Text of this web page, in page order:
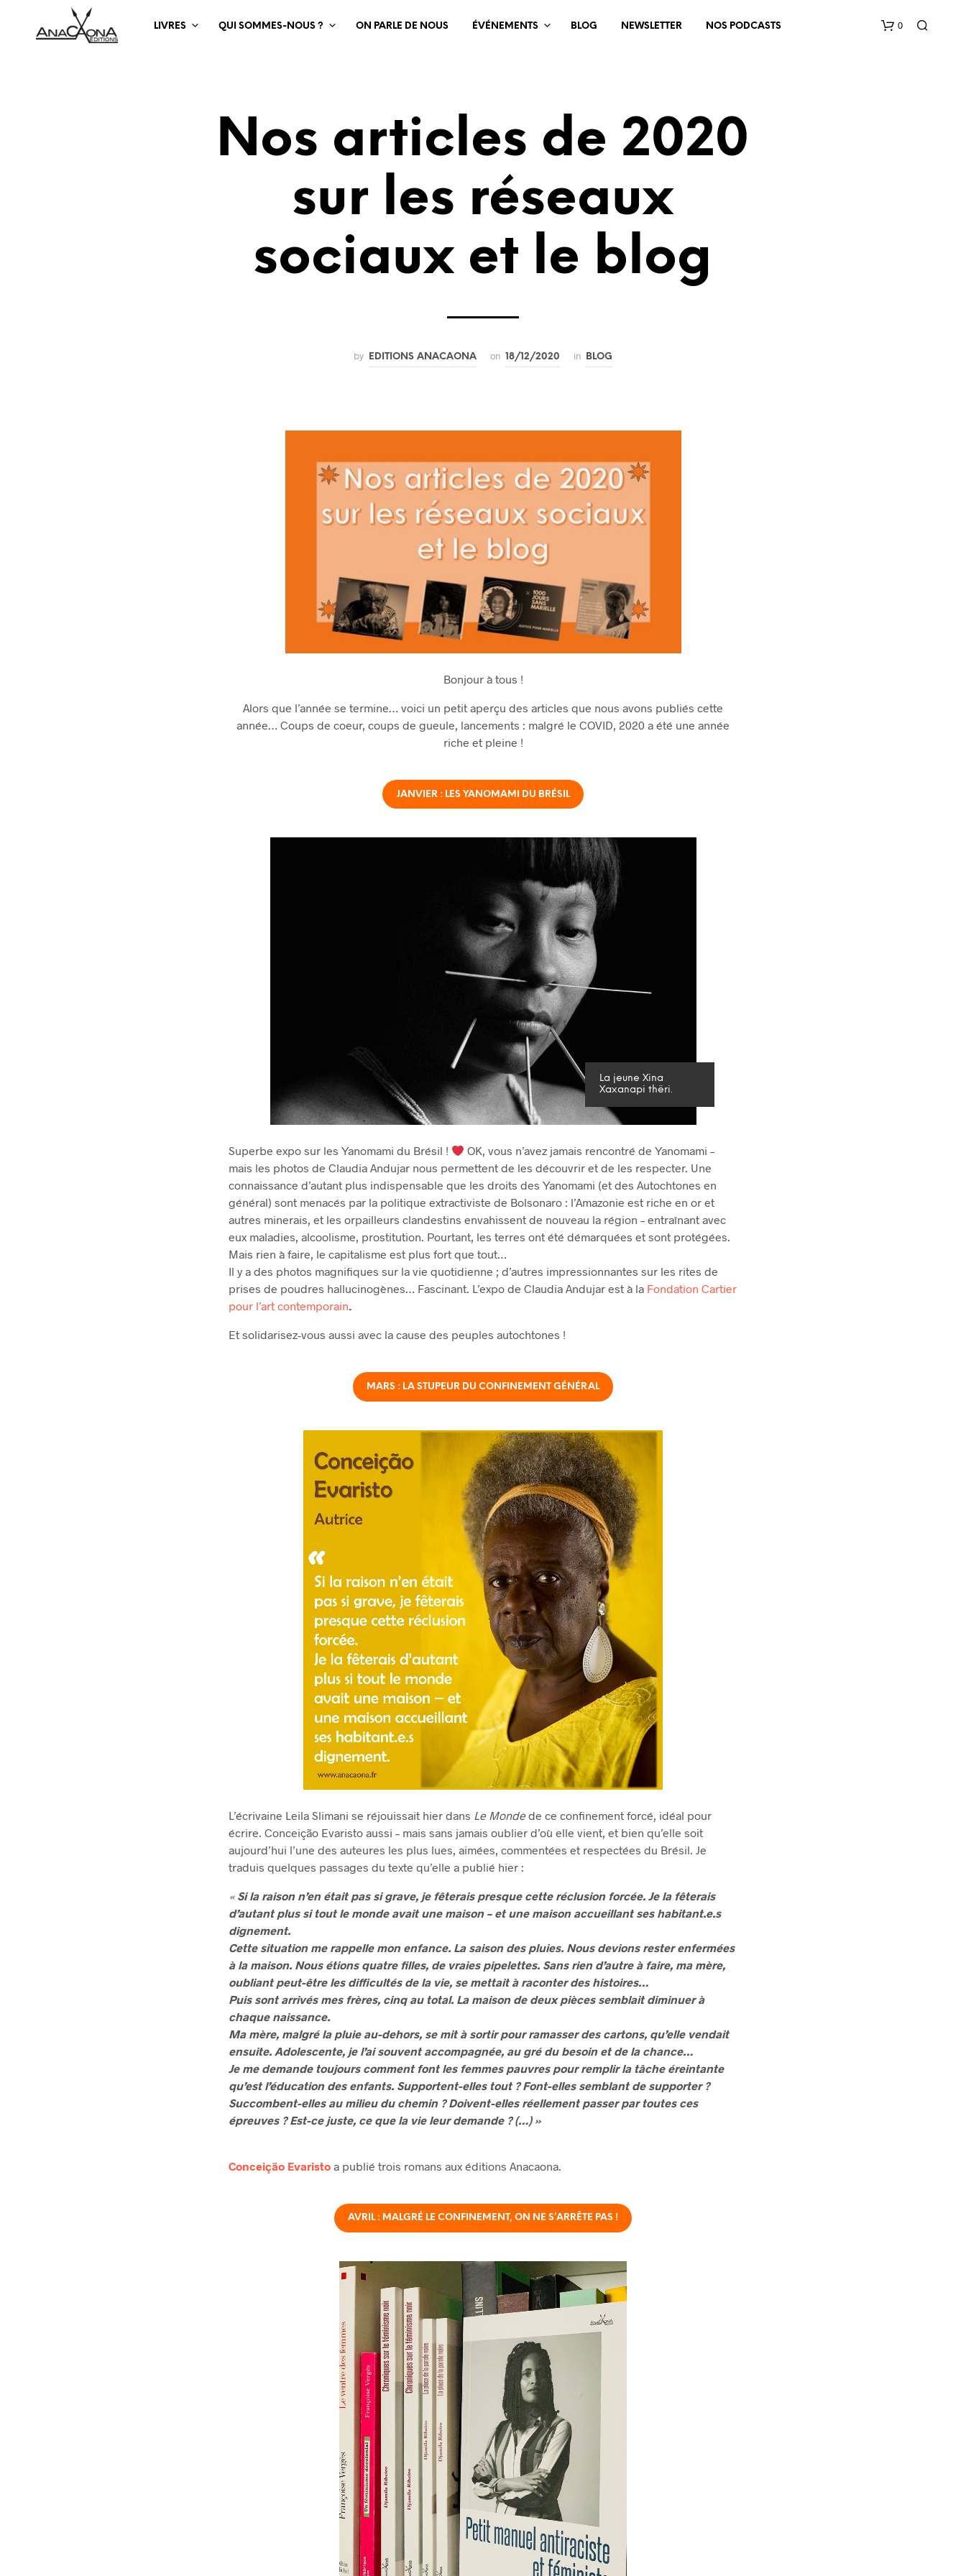
LIVRES QUI SOMMES-NOUS ? ON PARLE DE NOUS ÉVÉNEMENTS BLOG NEWSLETTER NOS PODCASTS 0
Nos articles de 2020
sur les réseaux
sociaux et le blog
by EDITIONS ANACAONA on 18/12/2020 in BLOG
Bonjour à tous !
Alors que l’année se termine… voici un petit aperçu des articles que nous avons publiés cette
année… Coups de coeur, coups de gueule, lancements : malgré le COVID, 2020 a été une année
riche et pleine !
JANVIER : LES YANOMAMI DU BRÉSIL
La jeune Xina
Xaxanapi thëri.
Superbe expo sur les Yanomami du Brésil !
OK, vous n’avez jamais rencontré de Yanomami –
mais les photos de Claudia Andujar nous permettent de les découvrir et de les respecter. Une
connaissance d’autant plus indispensable que les droits des Yanomami (et des Autochtones en
général) sont menacés par la politique extractiviste de Bolsonaro : l’Amazonie est riche en or et
autres minerais, et les orpailleurs clandestins envahissent de nouveau la région – entraînant avec
eux maladies, alcoolisme, prostitution. Pourtant, les terres ont été démarquées et sont protégées.
Mais rien à faire, le capitalisme est plus fort que tout…
Il y a des photos magnifiques sur la vie quotidienne ; d’autres impressionnantes sur les rites de
prises de poudres hallucinogènes… Fascinant. L’expo de Claudia Andujar est à la Fondation Cartier
pour l’art contemporain.
Et solidarisez-vous aussi avec la cause des peuples autochtones !
MARS : LA STUPEUR DU CONFINEMENT GÉNÉRAL
L’écrivaine Leila Slimani se réjouissait hier dans Le Mondede ce confinement forcé, idéal pour
écrire. Conceição Evaristo aussi – mais sans jamais oublier d’où elle vient, et bien qu’elle soit
aujourd’hui l’une des auteures les plus lues, aimées, commentées et respectées du Brésil. Je
traduis quelques passages du texte qu’elle a publié hier :
« Si la raison n’en était pas si grave, je fêterais presque cette réclusion forcée. Je la fêterais
d’autant plus si tout le monde avait une maison – et une maison accueillant ses habitant.e.s
dignement.
Cette situation me rappelle mon enfance. La saison des pluies. Nous devions rester enfermées
à la maison. Nous étions quatre filles, de vraies pipelettes. Sans rien d’autre à faire, ma mère,
oubliant peut-être les difficultés de la vie, se mettait à raconter des histoires…
Puis sont arrivés mes frères, cinq au total. La maison de deux pièces semblait diminuer à
chaque naissance.
Ma mère, malgré la pluie au-dehors, se mit à sortir pour ramasser des cartons, qu’elle vendait
ensuite. Adolescente, je l’ai souvent accompagnée, au gré du besoin et de la chance…
Je me demande toujours comment font les femmes pauvres pour remplir la tâche éreintante
qu’est l’éducation des enfants. Supportent-elles tout ? Font-elles semblant de supporter ?
Succombent-elles au milieu du chemin ? Doivent-elles réellement passer par toutes ces
épreuves ? Est-ce juste, ce que la vie leur demande ? (…) »
Conceição Evaristo a publié trois romans aux éditions Anacaona.
AVRIL : MALGRÉ LE CONFINEMENT, ON NE S’ARRÊTE PAS !